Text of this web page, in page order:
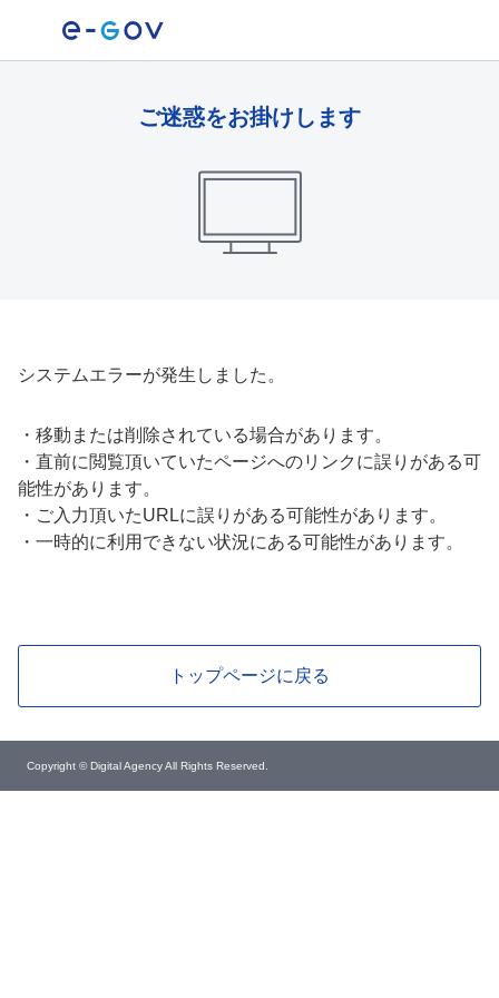
ご迷惑をお掛けします
システムエラーが発生しました。
・ 移動または削除されている場合があります。
・ 直前に閲覧頂いていたページへのリンクに誤りがある可
能性があります。
・ ご入力頂いたURLに誤りがある可能性があります。
・ 一時的に利用できない状況にある可能性があります。
トップページに戻る
Copyright © Digital Agency All Rights Reserved.